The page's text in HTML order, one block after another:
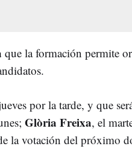
que la formación permite
por la tarde, y que
Glòria Freixa, el
la votación del próximo